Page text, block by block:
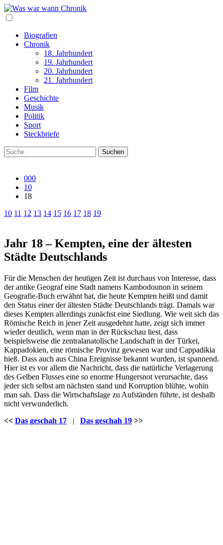
Biografien
Chronik
18. Jahrhundert
19. Jahrhundert
20. Jahrhundert
21. Jahrhundert
Film
Geschichte
Musik
Politik
Sport
Steckbriefe
000
10
18
10 11 12 13 14 15 16 17 18 19
Jahr 18 – Kempten, eine der ältesten
Städte Deutschlands
Für die Menschen der heutigen Zeit ist durchaus von Interesse, dass
der antike Geograf eine Stadt namens Kambodounon in seinem
Geografie-Buch erwähnt hat, die heute Kempten heißt und damit
den Status einer der ältesten Städte Deutschlands trägt. Damals war
dieses Kempten allerdings zunächst eine Siedlung. Wie weit sich das
Römische Reich in jener Zeit ausgedehnt hatte, zeigt sich immer
wieder deutlich, wenn man in der Rückschau liest, dass
beispielsweise die zentralanatolische Landschaft in der Türkei,
Kappadokien, eine römische Provinz gewesen war und Cappadikia
hieß. Dass auch aus China Ereignisse bekannt wurden, ist spannend.
Hier ist es vor allem die Nachricht, dass die natürliche Verlagerung
des Gelben Flusses eine so enorme Hungersnot verursachte, dass
jeder sich selbst am nächsten stand und Korruption blühte, wohin
man sah. Dass die Wirtschaftslage zu Aufständen führte, ist deshalb
nicht verwunderlich.
<< Das geschah 17 | Das geschah 19 >>